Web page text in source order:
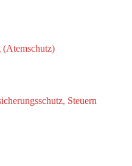
(Atemschutz)
Steuern